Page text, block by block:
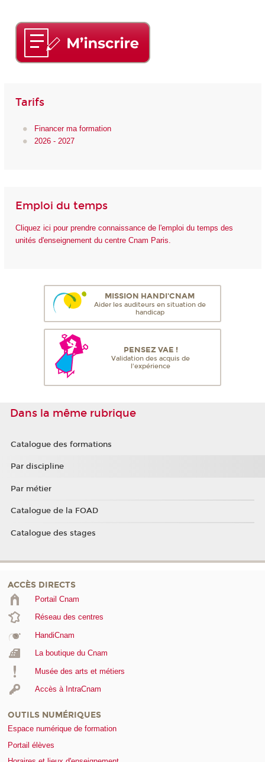
Tarifs
Financer ma formation
2026 - 2027
Emploi du temps
Cliquez ici pour prendre connaissance de l'emploi du temps des
unités d'enseignement du centre Cnam Paris.
MISSION HANDI'CNAM
Aider les auditeurs en situation de
handicap
PENSEZ VAE !
Validation des acquis de
l'expérience
Dans la même rubrique
Catalogue des formations
Par discipline
Par métier
Catalogue de la FOAD
Catalogue des stages
ACCÈS DIRECTS
Portail Cnam
Réseau des centres
HandiCnam
La boutique du Cnam
Musée des arts et métiers
Accès à IntraCnam
OUTILS NUMÉRIQUES
Espace numérique de formation
Portail élèves